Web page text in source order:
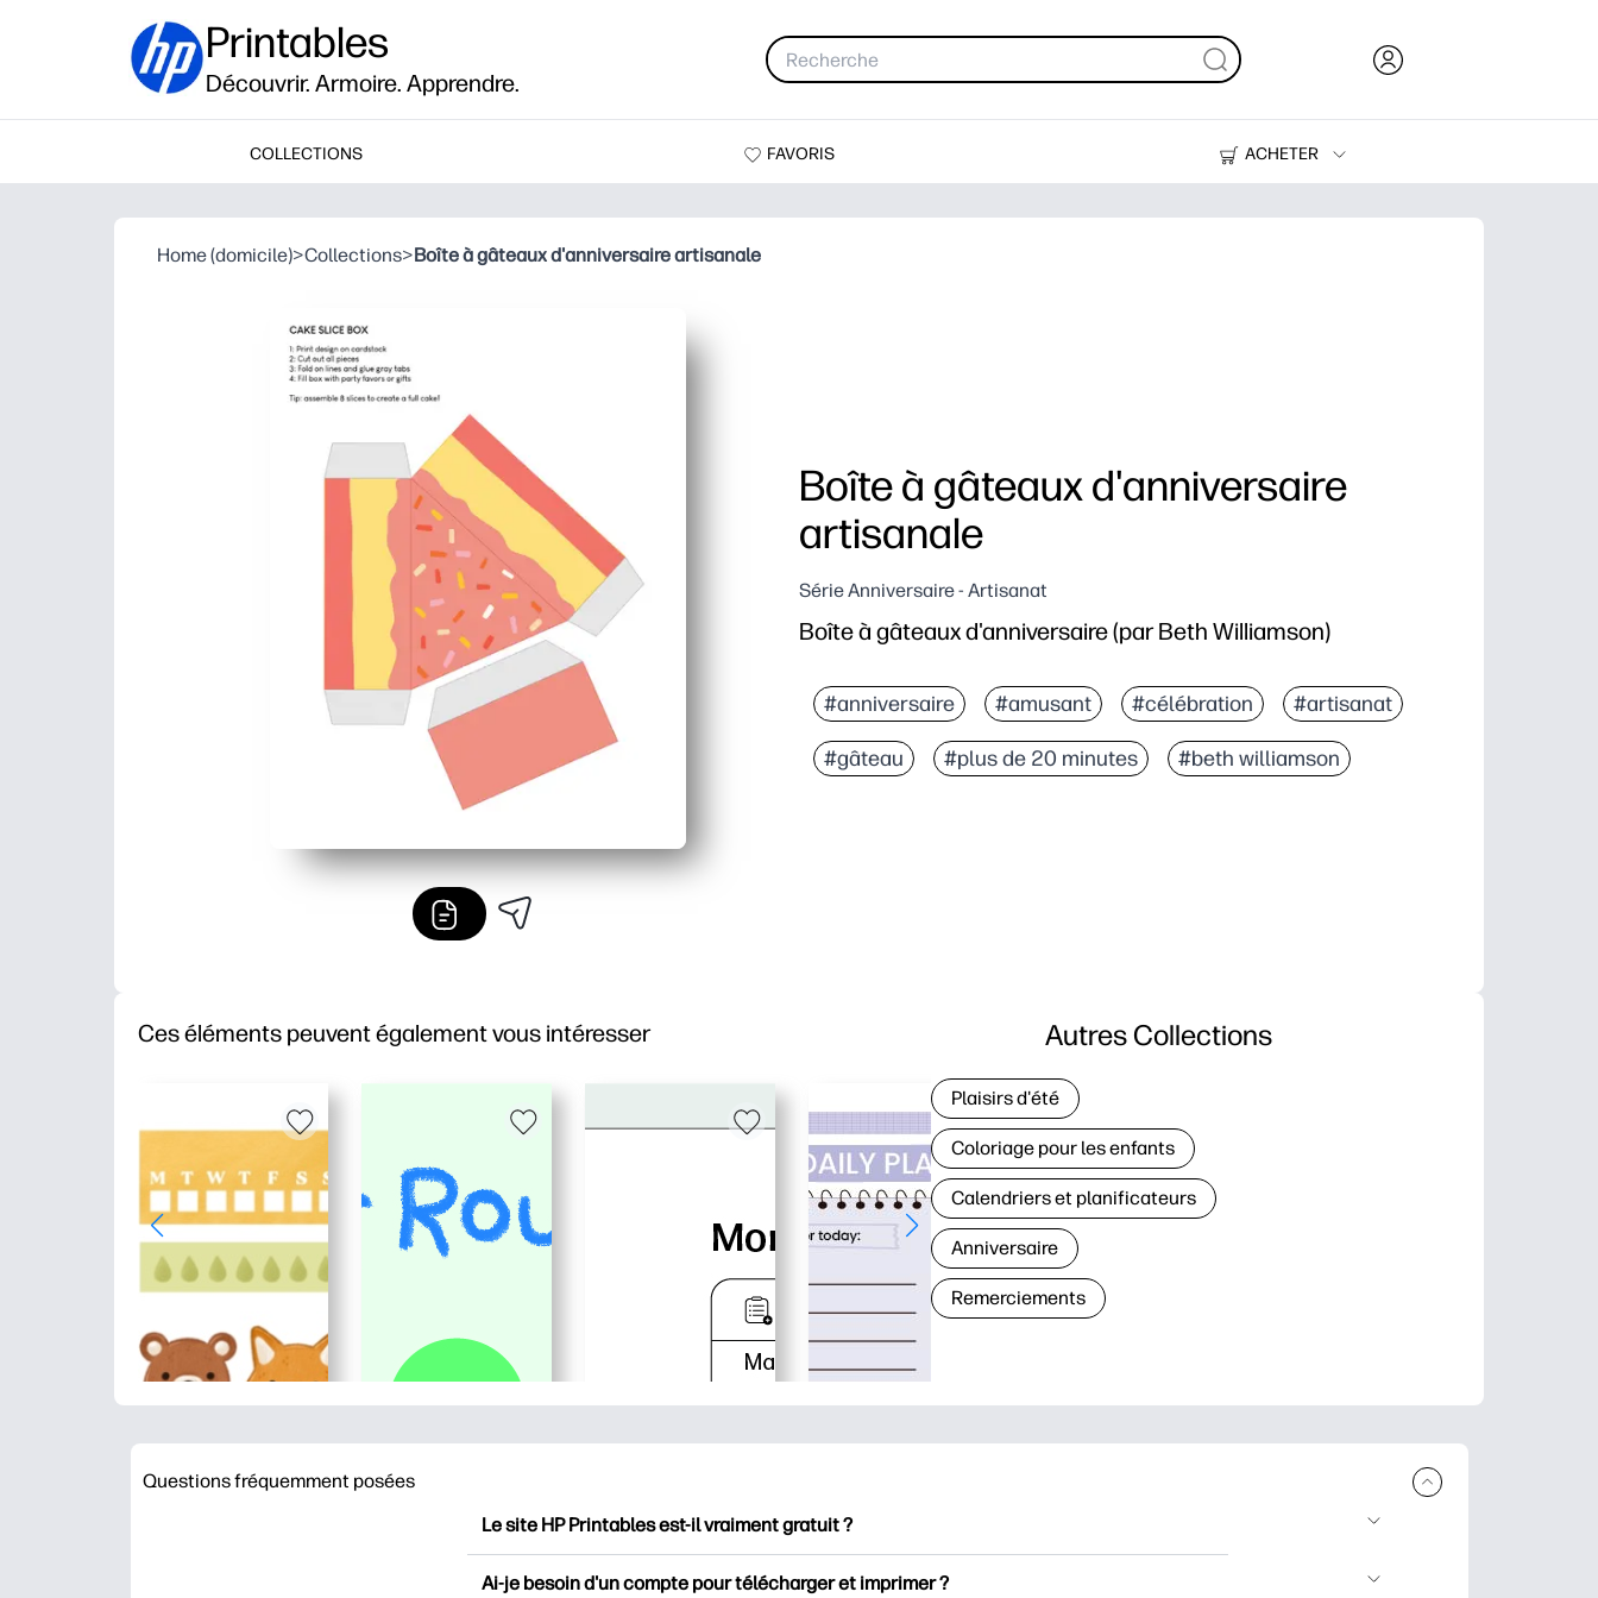
Printables
Découvrir. Armoire. Apprendre.
COLLECTIONS FAVORIS
ACHETER
Imprimantes
Home (domicile)>Collections>Boîte à gâteaux d'anniversaire artisanale
Boîte à gâteaux d'anniversaire
artisanale
Série Anniversaire - Artisanat
Boîte à gâteaux d'anniversaire (par Beth Williamson)
#anniversaire #amusant #célébration #artisanat
#gâteau #plus de 20 minutes #beth williamson
Ces éléments peuvent également vous intéresser Autres Collections
Plaisirs d'été
Coloriage pour les enfants
Calendriers et planificateurs
Anniversaire
Remerciements
Questions fréquemment posées
Le site HP Printables est-il vraiment gratuit ?
Ai-je besoin d'un compte pour télécharger et imprimer ?